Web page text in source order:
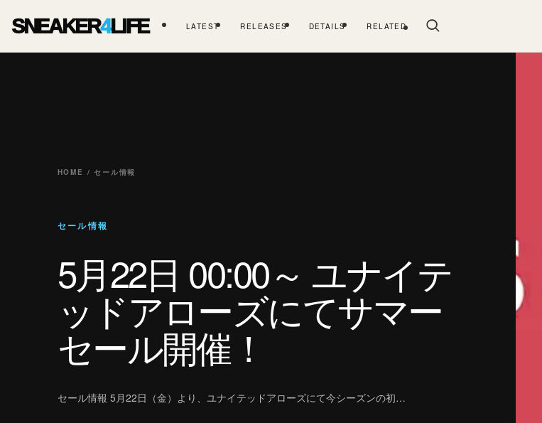
SNEAKER4LIFE LATEST RELEASES DETAILS RELATED
HOME / セール情報
セール情報
5月22日 00:00～ ユナイテ
ッドアローズにてサマー
セール開催！
セール情報 5月22日（金）より、ユナイテッドアローズにて今シーズンの初…